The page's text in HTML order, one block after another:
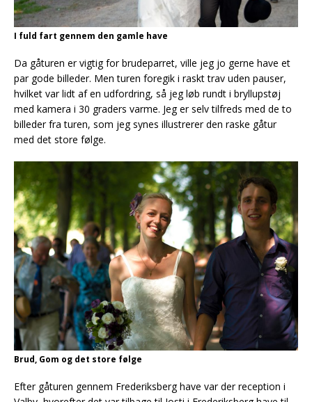
I fuld fart gennem den gamle have
Da gåturen er vigtig for brudeparret, ville jeg jo gerne have et
par gode billeder. Men turen foregik i raskt trav uden pauser,
hvilket var lidt af en udfordring, så jeg løb rundt i bryllupstøj
med kamera i 30 graders varme. Jeg er selv tilfreds med de to
billeder fra turen, som jeg synes illustrerer den raske gåtur
med det store følge.
Brud, Gom og det store følge
Efter gåturen gennem Frederiksberg have var der reception i